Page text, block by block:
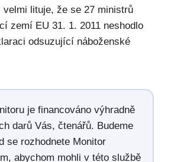
velmi lituje, že se 27 ministrů
zemí EU 31. 1. 2011 neshodlo
odsuzující náboženské
je financováno výhradně
darů Vás, čtenářů. Budeme
se rozhodnete Monitor
abychom mohli v této službě